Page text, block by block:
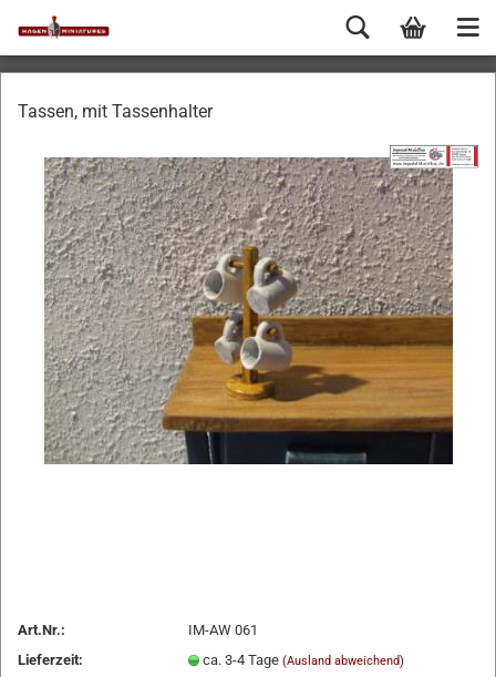
Tassen, mit Tassenhalter
Art.Nr.:
IM-AW 061
Lieferzeit:
ca. 3-4 Tage (Ausland abweichend)